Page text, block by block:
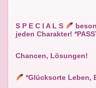
S P E C I A L S
jeden Charakter!
Chancen, Lösungen!
*Glücksorte Leben,